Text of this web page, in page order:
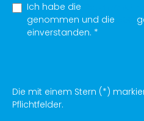
Ich habe die
genommen und die
einverstanden. *
Die mit einem Stern (*)
Pflichtfelder.